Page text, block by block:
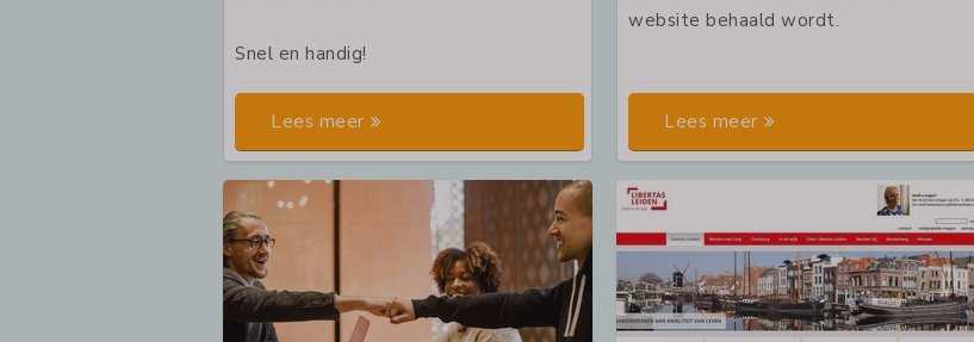
Snel en handig!
Lees meer
website behaald wordt.
Lees meer